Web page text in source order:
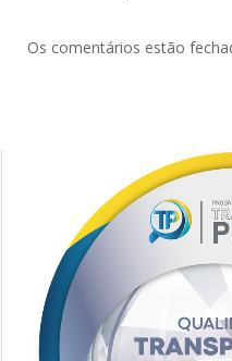
Os comentários estão